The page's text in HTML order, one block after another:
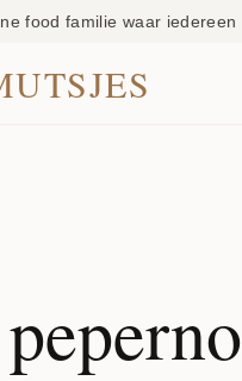
food familie waar iedereen